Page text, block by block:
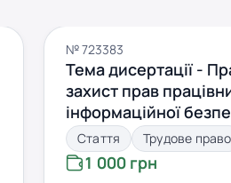
№ 723383
Тема дисертації -
захист прав
інформаційної
Стаття Трудове право
1 000 грн